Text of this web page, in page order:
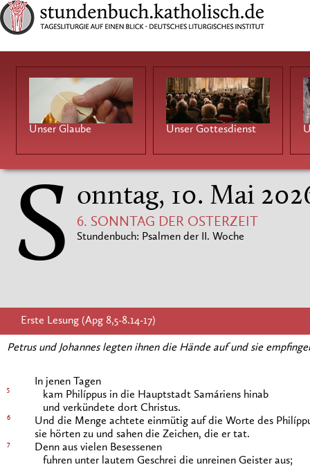
Unser Glaube Unser Gottesdienst
S onntag, 10. Mai
6. SONNTAG DER OSTERZEIT
Stundenbuch: Psalmen der II. Woche
Erste Lesung (Apg 8,5-8.14-17)
Petrus und Johannes legten ihnen die Hände auf und sie
5
In jenen Tagen
kam Philíppus in die Hauptstadt Samáriens hinab
und verkündete dort Christus.
6
Und die Menge achtete einmütig auf die Worte des
sie hörten zu und sahen die Zeichen, die er tat.
7
Denn aus vielen Besessenen
fuhren unter lautem Geschrei die unreinen Geister aus;